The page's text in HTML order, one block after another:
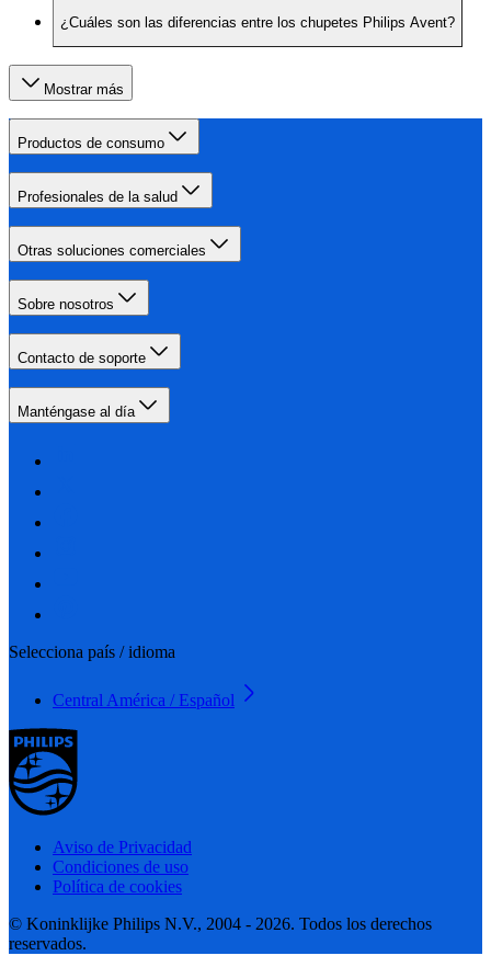
¿Cuáles son las diferencias entre los chupetes Philips Avent?
Mostrar más
Productos de consumo
Profesionales de la salud
Otras soluciones comerciales
Sobre nosotros
Contacto de soporte
Manténgase al día
Selecciona país / idioma
Central América / Español
Aviso de Privacidad
Condiciones de uso
Política de cookies
© Koninklijke Philips N.V., 2004 - 2026. Todos los derechos
reservados.